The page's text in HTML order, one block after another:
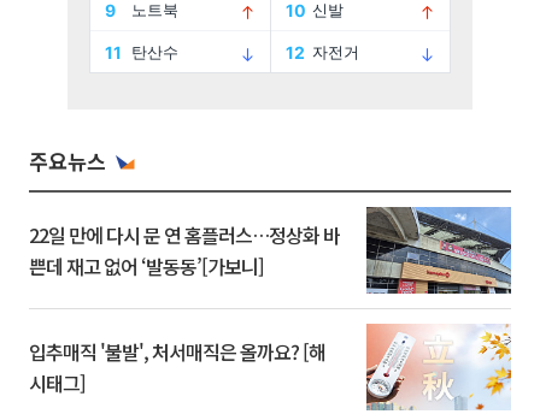
주요뉴스
22일 만에 다시 문 연 홈플러스…정상화 바
쁜데 재고 없어 ‘발동동’[가보니]
입추매직 '불발', 처서매직은 올까요? [해
시태그]